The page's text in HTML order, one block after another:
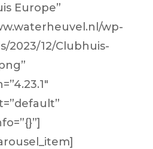
Europe”
wp-
2023/12/Clubhuis-